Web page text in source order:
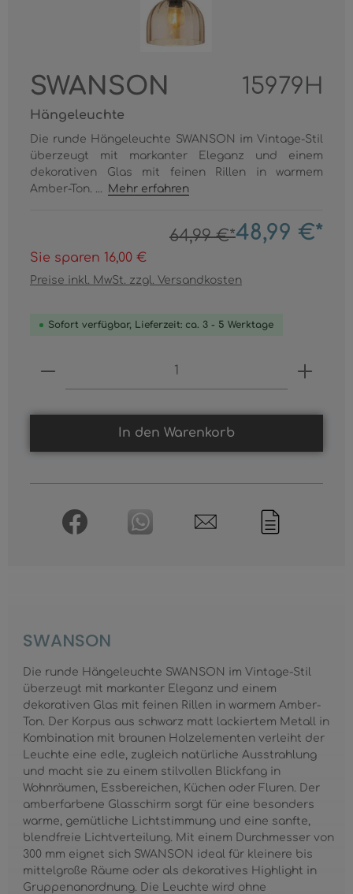
SWANSON 15979H
Hängeleuchte
Die runde Hängeleuchte SWANSON im Vintage-Stil
überzeugt mit markanter Eleganz und einem
dekorativen Glas mit feinen Rillen in warmem
Amber-Ton. ...
Mehr erfahren
64,99 €*48,99 €*
Sie sparen 16,00 €
Preise inkl. MwSt. zzgl. Versandkosten
Sofort verfügbar, Lieferzeit: ca. 3 - 5 Werktage
Produkt Anzahl: Gib den
In den Warenkorb
SWANSON
Die runde Hängeleuchte SWANSON im Vintage-Stil
überzeugt mit markanter Eleganz und einem
dekorativen Glas mit feinen Rillen in warmem Amber-
Ton. Der Korpus aus schwarz matt lackiertem Metall in
Kombination mit braunen Holzelementen verleiht der
Leuchte eine edle, zugleich natürliche Ausstrahlung
und macht sie zu einem stilvollen Blickfang in
Wohnräumen, Essbereichen, Küchen oder Fluren. Der
amberfarbene Glasschirm sorgt für eine besonders
warme, gemütliche Lichtstimmung und eine sanfte,
blendfreie Lichtverteilung. Mit einem Durchmesser von
300 mm eignet sich SWANSON ideal für kleinere bis
mittelgroße Räume oder als dekoratives Highlight in
Gruppenanordnung. Die Leuchte wird ohne